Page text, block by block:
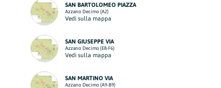
SAN BARTOLOMEO PIAZZA
Azzano Decimo (A2)
Vedi sulla mappa
SAN GIUSEPPE VIA
Azzano Decimo (E8-F6)
Vedi sulla mappa
SAN MARTINO VIA
Azzano Decimo (A9-B9)